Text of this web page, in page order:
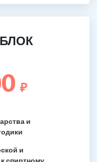
₽
и
и
спиртному